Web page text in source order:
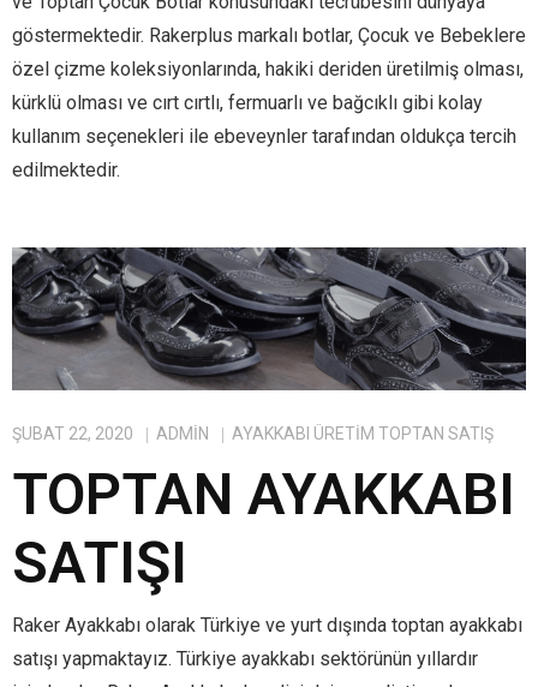
göstermektedir. Rakerplus markalı botlar, Çocuk ve Bebeklere
özel çizme koleksiyonlarında, hakiki deriden üretilmiş olması,
kürklü olması ve cırt cırtlı, fermuarlı ve bağcıklı gibi kolay
kullanım seçenekleri ile ebeveynler tarafından oldukça tercih
edilmektedir.
ŞUBAT 22, 2020 ADMIN AYAKKABI ÜRETIM TOPTAN SATIŞ
TOPTAN AYAKKABI
SATIŞI
Raker Ayakkabı olarak Türkiye ve yurt dışında toptan ayakkabı
satışı yapmaktayız. Türkiye ayakkabı sektörünün yıllardır